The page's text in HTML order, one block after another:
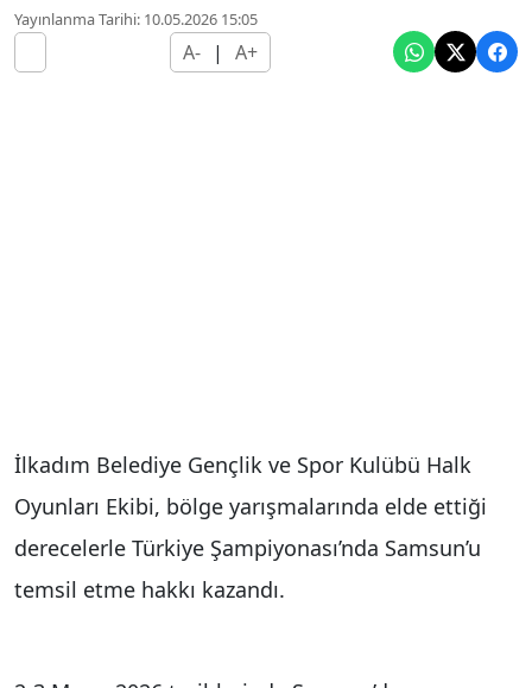
Yayınlanma Tarihi: 10.05.2026 15:05
A- | A+
İlkadım Belediye Gençlik ve Spor Kulübü Halk
Oyunları Ekibi, bölge yarışmalarında elde ettiği
derecelerle Türkiye Şampiyonası’nda Samsun’u
temsil etme hakkı kazandı.